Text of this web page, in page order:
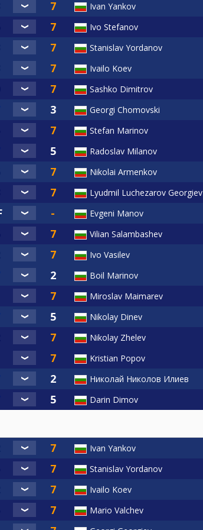
Ivan Yankov
Ivo Stefanov
Stanislav Yordanov
Ivailo Koev
Sashko Dimitrov
Georgi Chomovski
Stefan Marinov
Radoslav Milanov
Nikolai Armenkov
Lyudmil Luchezarov Georgiev
Evgeni Manov
Vilian Salambashev
Ivo Vasilev
Boil Marinov
Miroslav Maimarev
Nikolay Dinev
Nikolay Zhelev
Kristian Popov
Николай Николов Илиев
Darin Dimov
Ivan Yankov
Stanislav Yordanov
Ivailo Koev
Mario Valchev